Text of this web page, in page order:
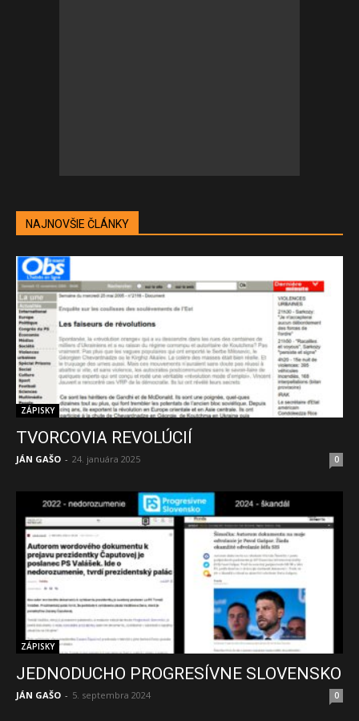
NAJNOVŠIE ČLÁNKY
ZÁPISKY
TVORCOVIA REVOLÚCIÍ
JÁN GAŠO - 24. januára 2025 0
ZÁPISKY
JEDNODUCHO PROGRESÍVNE SLOVENSKO
JÁN GAŠO - 5. septembra 2024 0